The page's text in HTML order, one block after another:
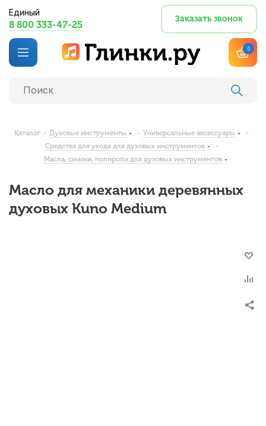
Единый
8 800 333-47-25
Заказать звонок
0
Каталог - Духовые инструменты - Универсальные аксессуары
-
Средства для ухода для духовых инструментов
-
Масла, смазки, полироли для духовых инструментов
Масло для механики деревянных
духовых Kuno Medium